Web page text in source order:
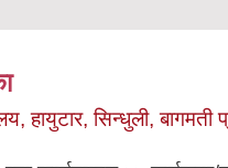
हायुटार, सिन्धुली,